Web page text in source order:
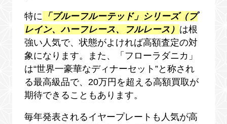
特に 「ブルーフルーテッド」シリーズ（プ
レイン、ハーフレース、フルレース） は根
強い人気で、状態がよければ高額査定の対
象になります。また、「フローラダニカ」
は“世界一豪華なディナーセット”と称され
る最高級品で、20万円を超える高額買取が
期待できることもあります。
毎年発表されるイヤープレートも人気が高